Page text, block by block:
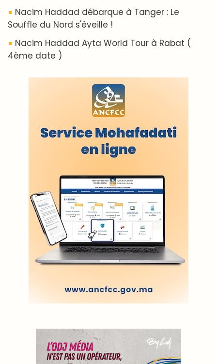
Nacim Haddad débarque à Tanger : Le
Souffle du Nord s'éveille !
Nacim Haddad Ayta World Tour à Rabat (
4ème date )